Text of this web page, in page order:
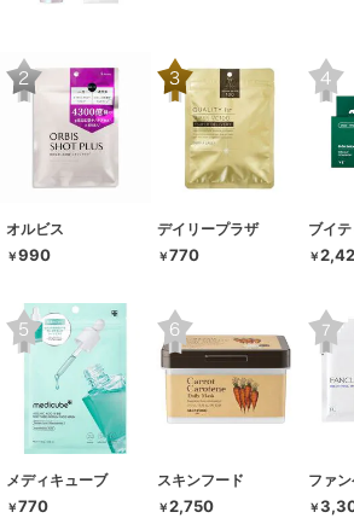
オルビス
￥990
デイリープラザ
￥770 ￥
メディキューブ
￥770
スキンフード
￥2,750
ファ
￥